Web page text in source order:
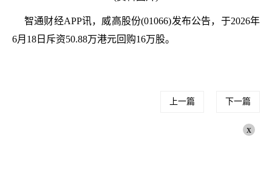
智通财经APP讯，威高股份(01066)发布公告，于2026年
6月18日斥资50.88万港元回购16万股。
上一篇 下一篇
x